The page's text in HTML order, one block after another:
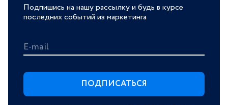
Подпишись на нашу рассылку и будь в курсе
последних событий из маркетинга
E-mail